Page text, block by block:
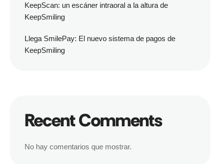
KeepScan: un escáner intraoral a la altura de
KeepSmiling
Llega SmilePay: El nuevo sistema de pagos de
KeepSmiling
Recent Comments
No hay comentarios que mostrar.